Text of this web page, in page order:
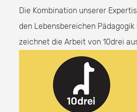
Die Kombination unserer
den Lebensbereichen Pädagogik
zeichnet die Arbeit von 10drei